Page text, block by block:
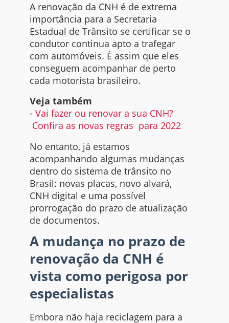
A renovação da CNH é de extrema
importância para a Secretaria
Estadual de Trânsito se certificar se o
condutor continua apto a trafegar
com automóveis. É assim que eles
conseguem acompanhar de perto
cada motorista brasileiro.
Veja também
- Vai fazer ou renovar a sua CNH?
Confira as novas regras para 2022
No entanto, já estamos
acompanhando algumas mudanças
dentro do sistema de trânsito no
Brasil: novas placas, novo alvará,
CNH digital e uma possível
prorrogação do prazo de atualização
de documentos.
A mudança no prazo de
renovação da CNH é
vista como perigosa por
especialistas
Embora não haja reciclagem para a